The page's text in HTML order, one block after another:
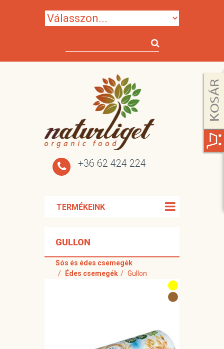
+36 62 424 224
TERMÉKEINK
GULLON
Sós és édes csemegék
Édes csemegék
Gullon